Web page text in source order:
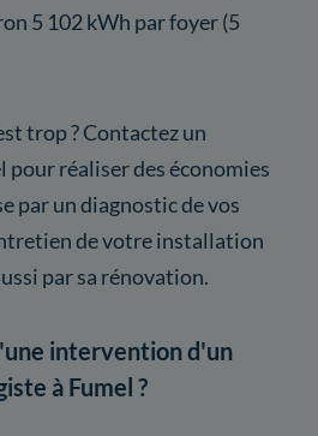
5 102 kWh par foyer (5
trop ? Contactez un
pour réaliser des économies
par un diagnostic de vos
de votre installation
par sa rénovation.
intervention d'un
à Fumel ?